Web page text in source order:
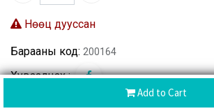
Add to Cart
Нөөц дууссан
Барааны код: 200164
Хуваалцах :